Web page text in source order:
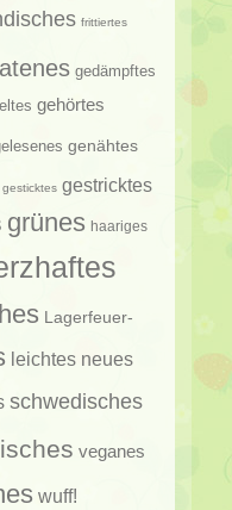
frittiertes
gedämpftes
gehörtes
genähtes
gesticktes gestricktes
grünes haariges
Lagerfeuer-
leichtes neues
schwedisches
veganes
wuff!